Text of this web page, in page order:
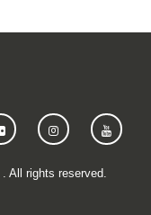
. All rights reserved.